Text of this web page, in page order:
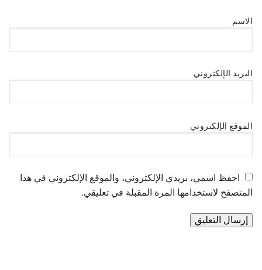
الاسم
البريد الإلكتروني
الموقع الإلكتروني
احفظ اسمي، بريدي الإلكتروني، والموقع الإلكتروني في هذا
المتصفح لاستخدامها المرة المقبلة في تعليقي.